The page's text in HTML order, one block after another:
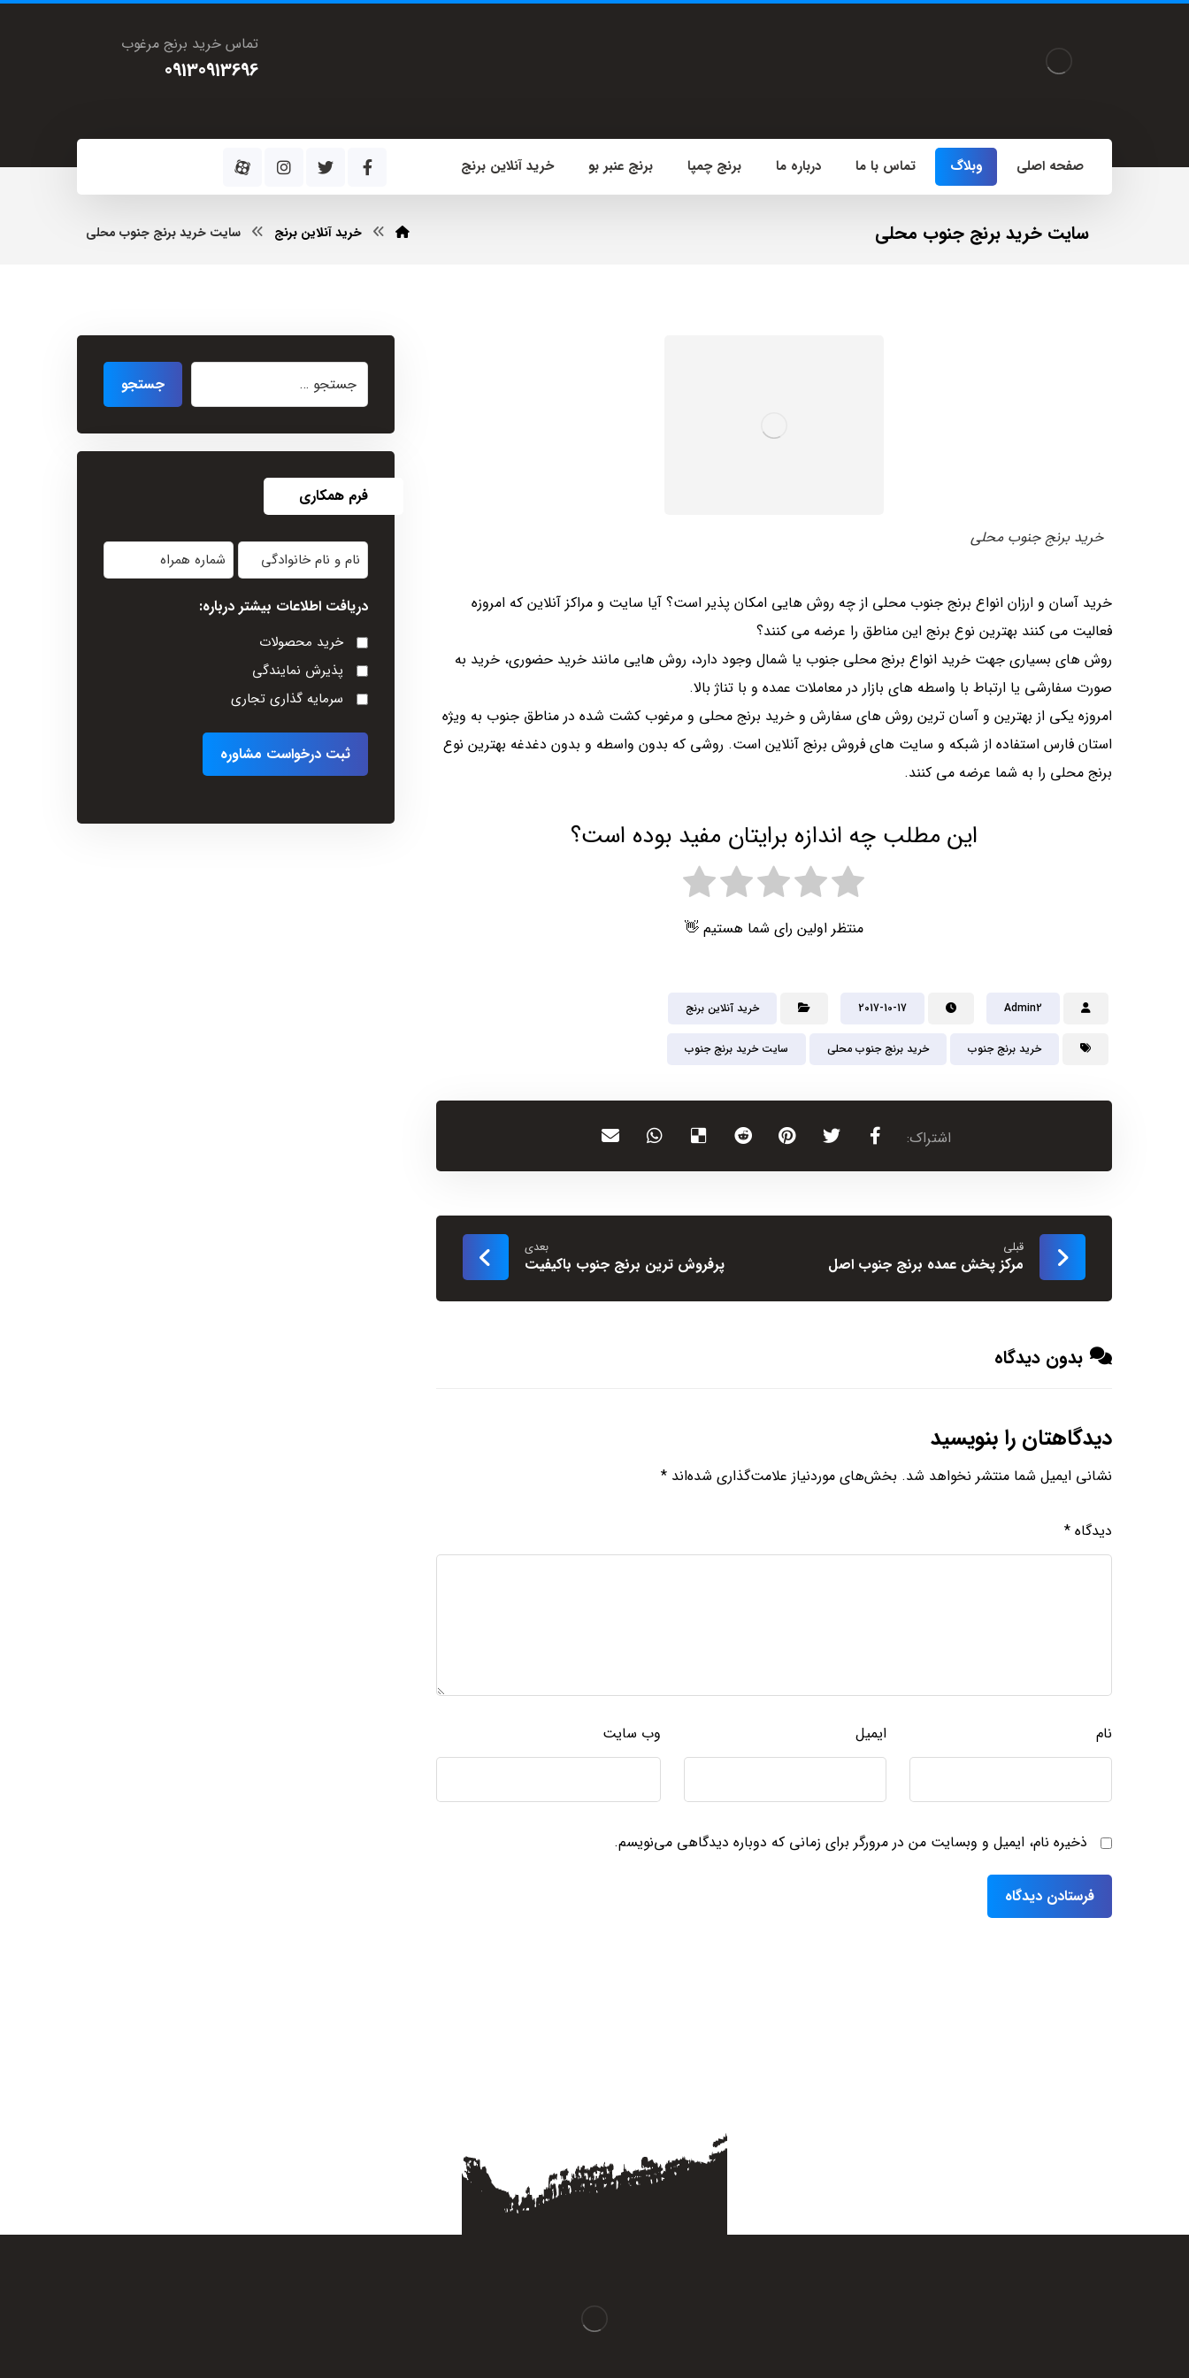
تماس خرید برنج مرغوب
09130913696
صفحه اصلی وبلاگ تماس با ما درباره ما برنج چمپا برنج عنبر بو خرید آنلاین برنج
سایت خرید برنج جنوب محلی خرید آنلاین برنج سایت خرید برنج جنوب محلی
خرید برنج جنوب محلی
خرید آسان و ارزان انواع برنج جنوب محلی از چه روش هایی امکان پذیر است؟ آیا سایت و مراکز آنلاین که امروزه
فعالیت می کنند بهترین نوع برنج این مناطق را عرضه می کنند؟
روش های بسیاری جهت خرید انواع برنج محلی جنوب یا شمال وجود دارد، روش هایی مانند خرید حضوری، خرید به
صورت سفارشی یا ارتباط با واسطه های بازار در معاملات عمده و با تناژ بالا.
امروزه یکی از بهترین و آسان ترین روش های سفارش و خرید برنج محلی و مرغوب کشت شده در مناطق جنوب به ویژه
استان فارس استفاده از شبکه و سایت های فروش برنج آنلاین است. روشی که بدون واسطه و بدون دغدغه بهترین نوع
برنج محلی را به شما عرضه می کنند.
این مطلب چه اندازه برایتان مفید بوده است؟
منتظر اولین رای شما هستیم 👋
Admin2
2017-10-17 خرید آنلاین برنج
خرید برنج جنوب خرید برنج جنوب محلی سایت خرید برنج جنوب
قبلی
مرکز پخش عمده برنج جنوب اصل
بعدی
پرفروش ترین برنج جنوب باکیفیت
بدون دیدگاه
دیدگاهتان را بنویسید
نشانی ایمیل شما منتشر نخواهد شد. بخش‌های موردنیاز علامت‌گذاری شده‌اند *
دیدگاه *
نام ایمیل وب‌ سایت
ذخیره نام، ایمیل و وبسایت من در مرورگر برای زمانی که دوباره دیدگاهی می‌نویسم.
فرم همکاری
نام
و
نام
خانوادگی
(Required)
شماره
همراه
دریافت اطلاعات بیشتر درباره:
خرید محصولات
پذیرش نمایندگی
سرمایه گذاری تجاری